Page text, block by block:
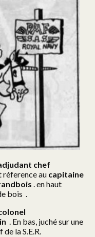
chef
réference au capitaine
. en haut
bois .
. En bas, juché sur une
de la S.E.R.